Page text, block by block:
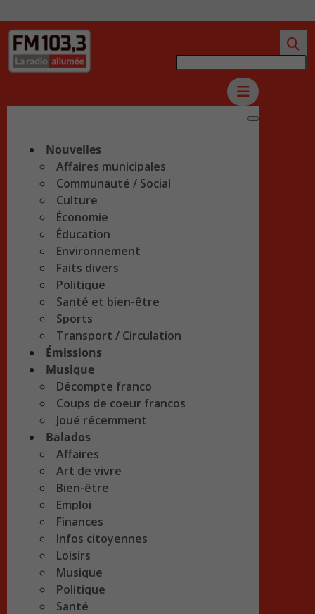
Nouvelles
Affaires municipales
Communauté / Social
Culture
Économie
Éducation
Environnement
Faits divers
Politique
Santé et bien-être
Sports
Transport / Circulation
Émissions
Musique
Décompte franco
Coups de coeur francos
Joué récemment
Balados
Affaires
Art de vivre
Bien-être
Emploi
Finances
Infos citoyennes
Loisirs
Musique
Politique
Santé